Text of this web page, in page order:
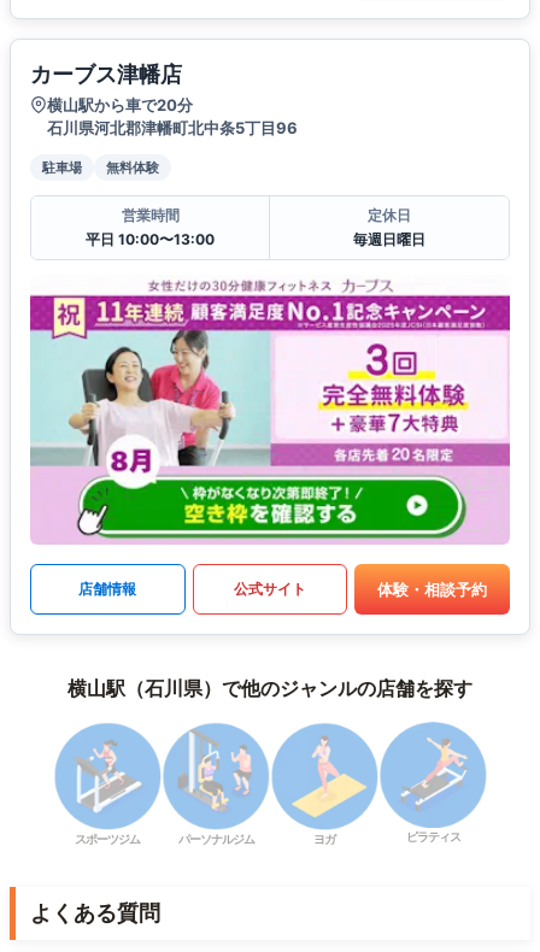
カーブス津幡店
横山駅から車で20分
石川県河北郡津幡町北中条5丁目96
駐車場 無料体験
営業時間
平日 10:00〜13:00
定休日
毎週日曜日
店舗情報 公式サイト 体験・相談予約
横山駅（石川県）で他のジャンルの店舗を探す
スポーツジム パーソナルジム ヨガ ピラティス
よくある質問